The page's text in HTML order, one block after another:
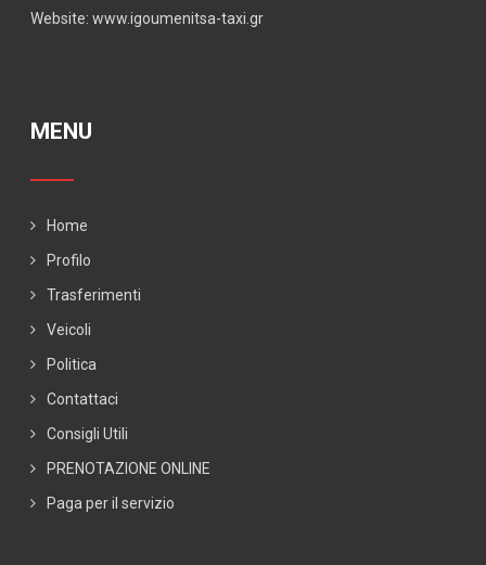
Website: www.igoumenitsa-taxi.gr
MENU
Home
Profilo
Trasferimenti
Veicoli
Politica
Contattaci
Consigli Utili
PRENOTAZIONE ONLINE
Paga per il servizio